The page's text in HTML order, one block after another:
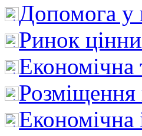
Допомога у
Ринок
Економічна
Економічна